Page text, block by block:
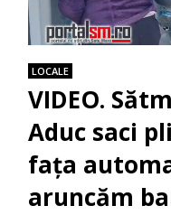
LOCALE
VIDEO.
Aduc saci
fața
aruncăm